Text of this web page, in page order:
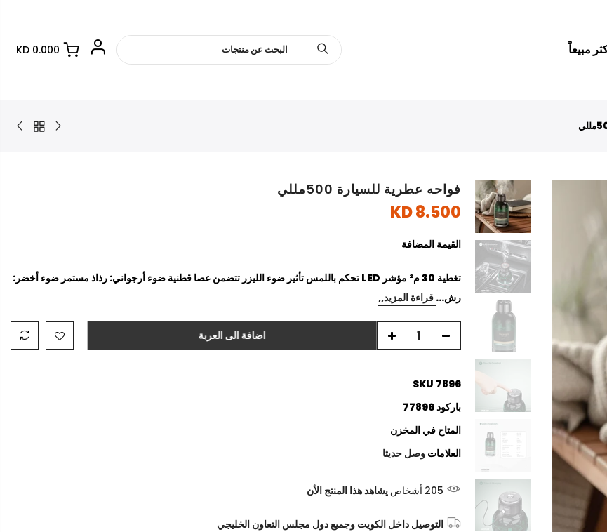
مبيعاً 0.000 KD
فواحه عطرية للسيارة 500مللي
8.500 KD
القيمة المضافة
تغطية 30 م² مؤشر LED تحكم باللمس تأثير ضوء الليزر تتضمن عصا قطنية ضوء أرجواني: رذاذ مستمر ضوء أخضر:
رش... قراءة المزيد,,
اضافة الى العربة
SKU 7896
باركود77896
المتاح في المخزن
العلامات وصل حديثا
205 أشخاص يشاهد هذا المنتج الأن
التوصيل داخل الكويت وجميع دول مجلس التعاون الخليجي
اضافة ملاحظة
أضف كوبون خصم
سيعمل كوبون الخصم عند اتمام الطلب